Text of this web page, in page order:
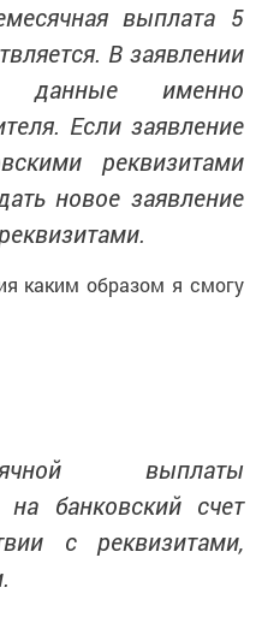
выплата 5
В заявлении
данные именно
Если заявление
реквизитами
новое заявление
каким образом я смогу
выплаты
на банковский счет
с реквизитами,